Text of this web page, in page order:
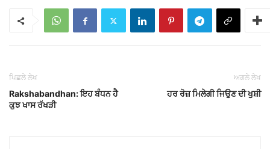
ਪਿਛਲੇ ਲੇਖ
Rakshabandhan: ਇਹ ਬੰਧਨ ਹੈ
ਕੁਝ ਖਾਸ ਰੱਖੜੀ
ਅਗਲੇ ਲੇਖ
ਹਰ ਰੋਜ਼ ਮਿਲੇਗੀ ਜਿਉਣ ਦੀ ਖੁਸ਼ੀ